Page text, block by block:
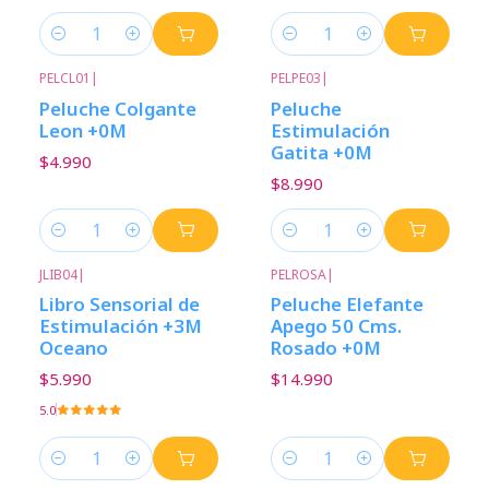
Cantidad Cantidad
PELCL01 |
Peluche Colgante
Leon +0M
$4.990
Cantidad
PELPE03 |
Peluche
Estimulación
Gatita +0M
$8.990
Cantidad
JLIB04|
Libro Sensorial de
Estimulación +3M
Oceano
$5.990
5.0
Cantidad
PELROSA|
Peluche Elefante
Apego 50 Cms.
Rosado +0M
$14.990
Cantidad